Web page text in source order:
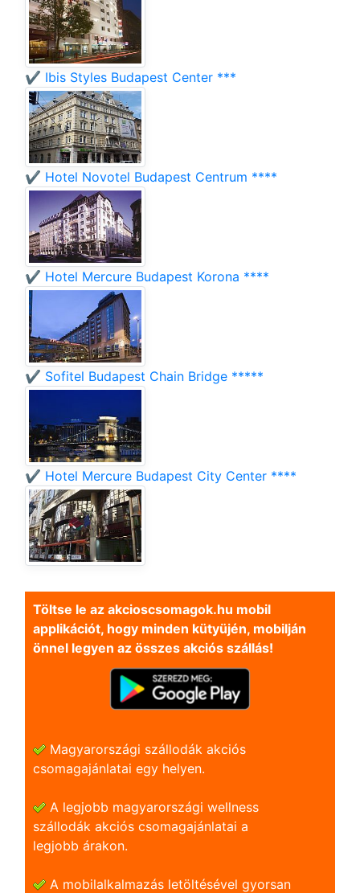
✔️ Ibis Styles Budapest Center ***
✔️ Hotel Novotel Budapest Centrum ****
✔️ Hotel Mercure Budapest Korona ****
✔️ Sofitel Budapest Chain Bridge *****
✔️ Hotel Mercure Budapest City Center ****
Töltse le az akcioscsomagok.hu mobil
applikációt, hogy minden kütyüjén, mobilján
önnel legyen az összes akciós szállás!
Magyarországi szállodák akciós
csomagajánlatai egy helyen.
A legjobb magyarországi wellness
szállodák akciós csomagajánlatai a
legjobb árakon.
A mobilalkalmazás letöltésével gyorsan